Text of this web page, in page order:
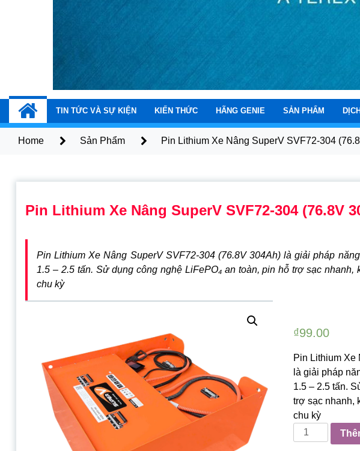
Xe Nâng Người Genie
Dịch vụ bán và cho thuê xe nâng người Genie
TIN TỨC VÀ SỰ KIỆN KIẾN THỨC HÃNG GENIE SẢN PHẨM
Home Sản Phẩm Pin Lithium Xe Nâng SuperV SVF72-304
Pin Lithium Xe Nâng SuperV SVF72-304 (76.8V
Pin Lithium Xe Nâng SuperV SVF72-304 (76.8V 304Ah) là giải pháp
1.5 – 2.5 tấn. Sử dụng công nghệ LiFePO₄ an toàn, pin hỗ trợ sạc
chu kỳ
₫99.00
Pin Lithium Xe
là giải pháp
1.5 – 2.5 tấn.
trợ sạc nhanh,
chu kỳ
Pin
Lithium